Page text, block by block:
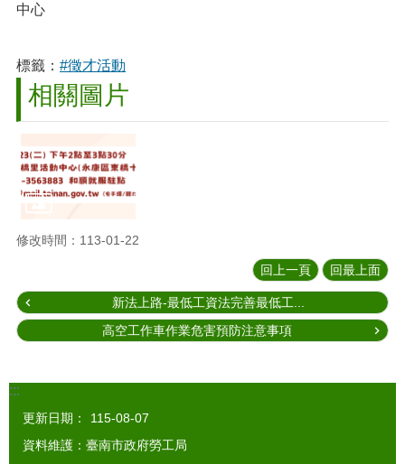
中心
標籤： #徵才活動
相關圖片
修改時間：113-01-22
回上一頁 回最上面
新法上路-最低工資法完善最低工...
高空工作車作業危害預防注意事項
:::
更新日期：
115-08-07
資料維護：臺南市政府勞工局